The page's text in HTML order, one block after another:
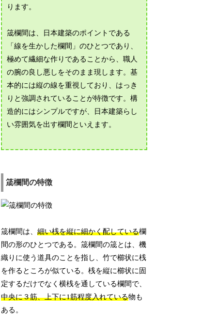
ります。
筬欄間は、日本建築のポイントである
「線を生かした欄間」のひとつであり、
極めて繊細な作りであることから、職人
の腕の良し悪しをそのまま現します。基
本的には縦の線を重視しており、はっき
りと強調されていることが特徴です。構
造的にはシンプルですが、日本建築らし
い雰囲気を出す欄間といえます。
筬欄間の特徴
筬欄間は、細い桟を縦に細かく配している欄
間の形のひとつである。筬欄間の筬とは、機
織りに使う道具のことを指し、竹で櫛状に桟
を作るところが似ている。桟を縦に櫛状に固
定するだけでなく横桟を通している欄間で、
中央に３筋、上下に1筋程度入れている物も
ある。